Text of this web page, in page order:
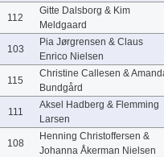
112
Gitte Dalsborg & Kim
Meldgaard
103
Pia Jørgrensen & Claus
Enrico Nielsen
115
Christine Callesen &
Bundgård
111
Aksel Hadberg & Flemming
Larsen
108
Henning Christoffersen &
Johanna Åkerman Nielsen